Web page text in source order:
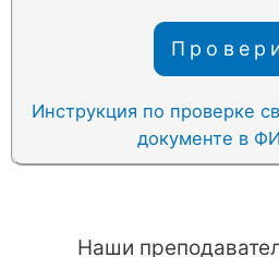
Инструкция по проверке
документе в
Наши